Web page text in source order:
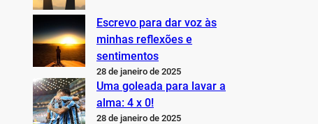
Escrevo para dar voz às
minhas reflexões e
sentimentos
28 de janeiro de 2025
Uma goleada para lavar a
alma: 4 x 0!
28 de janeiro de 2025